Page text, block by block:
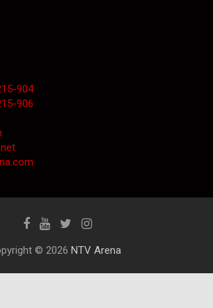
904
906
© 2026 NTV Arena